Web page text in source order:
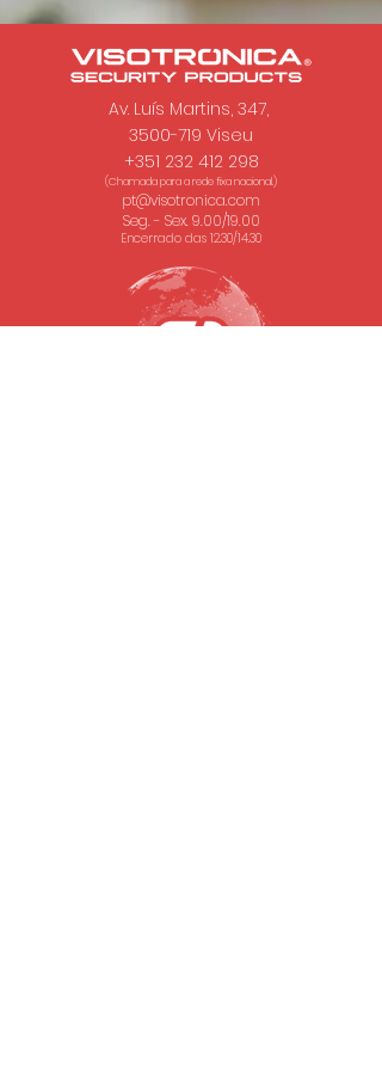
Av. Luís Martins, 347,
3500-719 Viseu
+351 232 412 298
(Chamada para a rede fixa nacional.)
pt@visotronica.com
Seg. - Sex. 9.00/19.00
Encerrado das 12.30/14.30